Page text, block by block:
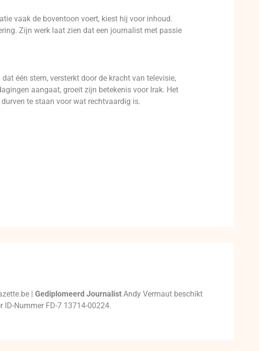
vaak de boventoon voert, kiest hij voor inhoud.
Zijn werk laat zien dat een journalist met passie
één stem, versterkt door de kracht van televisie,
aangaat, groeit zijn betekenis voor Irak. Het
te staan voor wat rechtvaardig is.
|Gediplomeerd Journalist Andy Vermaut beschikt
ID-Nummer FD-7 13714-00224.